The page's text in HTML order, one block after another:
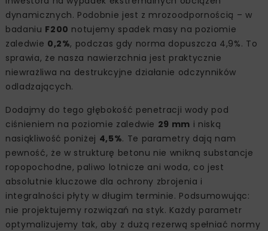
dynamicznych. Podobnie jest z mrozoodpornością – w
badaniu F200 notujemy spadek masy na poziomie
zaledwie 0,2%, podczas gdy norma dopuszcza 4,9%. To
sprawia, że nasza nawierzchnia jest praktycznie
niewrażliwa na destrukcyjne działanie odczynników
odladzających.
Dodajmy do tego głębokość penetracji wody pod
ciśnieniem na poziomie zaledwie 29 mm i niską
nasiąkliwość poniżej 4,5%. Te parametry dają nam
pewność, że w strukturę betonu nie wnikną substancje
ropopochodne, paliwo lotnicze ani woda, co jest
absolutnie kluczowe dla ochrony zbrojenia i
integralności płyty w długim terminie. Podsumowując:
nie projektujemy rozwiązań na styk. Każdy parametr
optymalizujemy tak, aby z dużą rezerwą spełniać normy